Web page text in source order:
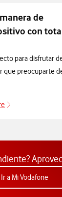
de
con
para disfrutar
que preocuparte
Descubre
Ir a Mi Vodafone